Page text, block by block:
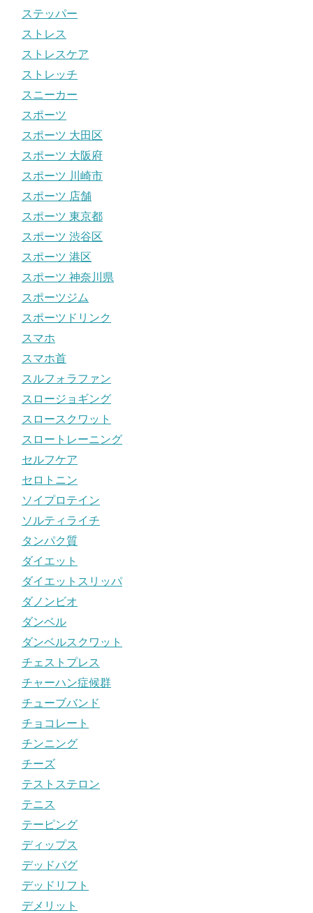
ステッパー
ストレス
ストレスケア
ストレッチ
スニーカー
スポーツ
スポーツ 大田区
スポーツ 大阪府
スポーツ 川崎市
スポーツ 店舗
スポーツ 東京都
スポーツ 渋谷区
スポーツ 港区
スポーツ 神奈川県
スポーツジム
スポーツドリンク
スマホ
スマホ首
スルフォラファン
スロージョギング
スロースクワット
スロートレーニング
セルフケア
セロトニン
ソイプロテイン
ソルティライチ
タンパク質
ダイエット
ダイエットスリッパ
ダノンビオ
ダンベル
ダンベルスクワット
チェストプレス
チャーハン症候群
チューブバンド
チョコレート
チンニング
チーズ
テストステロン
テニス
テーピング
ディップス
デッドバグ
デッドリフト
デメリット